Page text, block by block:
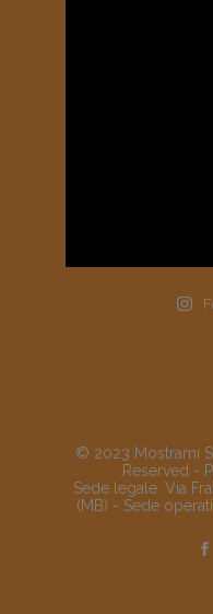
© 2023 Mostrami
Reserved -
Sede legale: Via
(MB) - Sede